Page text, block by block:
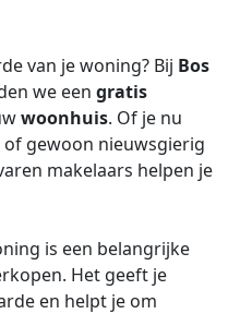
van je woning? Bij Bos
we een gratis
woonhuis. Of je nu
gewoon nieuwsgierig
makelaars helpen je
is een belangrijke
Het geeft je
en helpt je om